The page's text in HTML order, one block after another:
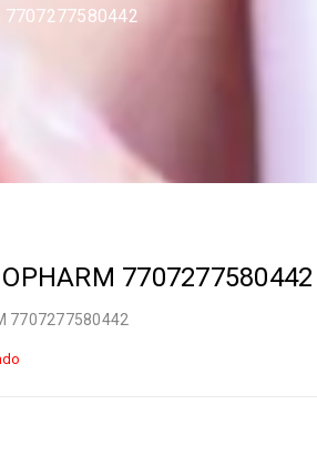
7707277580442
7707277580442
7707277580442